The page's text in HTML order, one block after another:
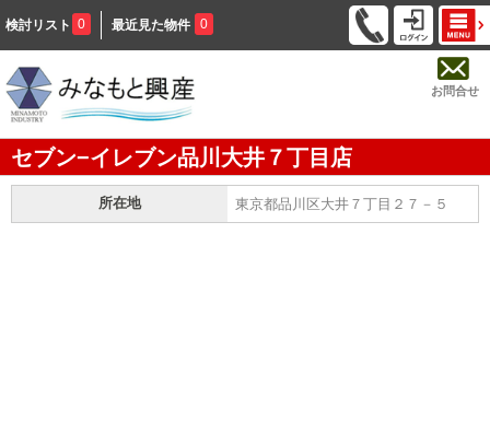
検討リスト 0 最近見た物件 0
お問合せ
セブン−イレブン品川大井７丁目店
所在地 東京都品川区大井７丁目２７－５